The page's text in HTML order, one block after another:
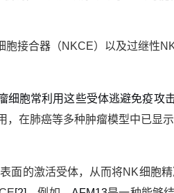
胞接合器（NKCE）以及过继性
细胞常利用这些受体逃避免疫攻
，在肺癌等多种肿瘤模型中已显
面的激活受体，从而将NK细胞